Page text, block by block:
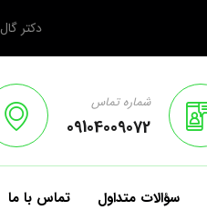
دکتر گال
شماره تماس
09104009072
سؤالات متداول تماس با ما